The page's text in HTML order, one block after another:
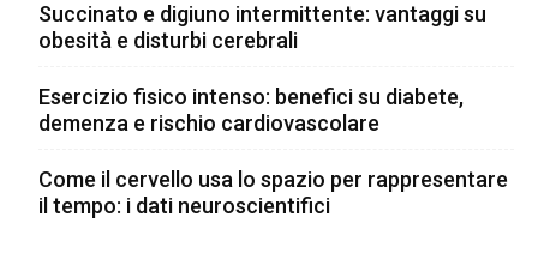
Succinato e digiuno intermittente: vantaggi su
obesità e disturbi cerebrali
Esercizio fisico intenso: benefici su diabete,
demenza e rischio cardiovascolare
Come il cervello usa lo spazio per rappresentare
il tempo: i dati neuroscientifici